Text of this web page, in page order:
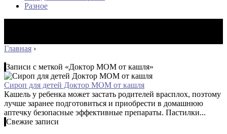
Разное
Главная ›
Записи с меткой «Доктор МОМ от кашля»
Сироп для детей Доктор МОМ от кашля
Кашель у ребенка может застать родителей врасплох, поэтому
лучше заранее подготовиться и приобрести в домашнюю
аптечку безопасные эффективные препараты. Пастилки...
Свежие записи